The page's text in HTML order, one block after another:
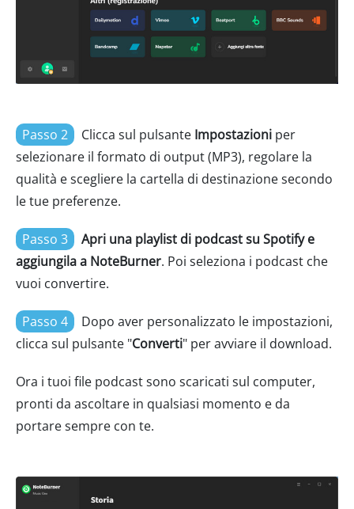
Passo 2 Clicca sul pulsante Impostazioni per
selezionare il formato di output (MP3), regolare la
qualità e scegliere la cartella di destinazione secondo
le tue preferenze.
Passo 3
Apri una playlist di podcast su Spotify e
aggiungila a NoteBurner. Poi seleziona i podcast che
vuoi convertire.
Passo 4
Dopo aver personalizzato le impostazioni,
clicca sul pulsante "Converti" per avviare il download.
Ora i tuoi file podcast sono scaricati sul computer,
pronti da ascoltare in qualsiasi momento e da
portare sempre con te.